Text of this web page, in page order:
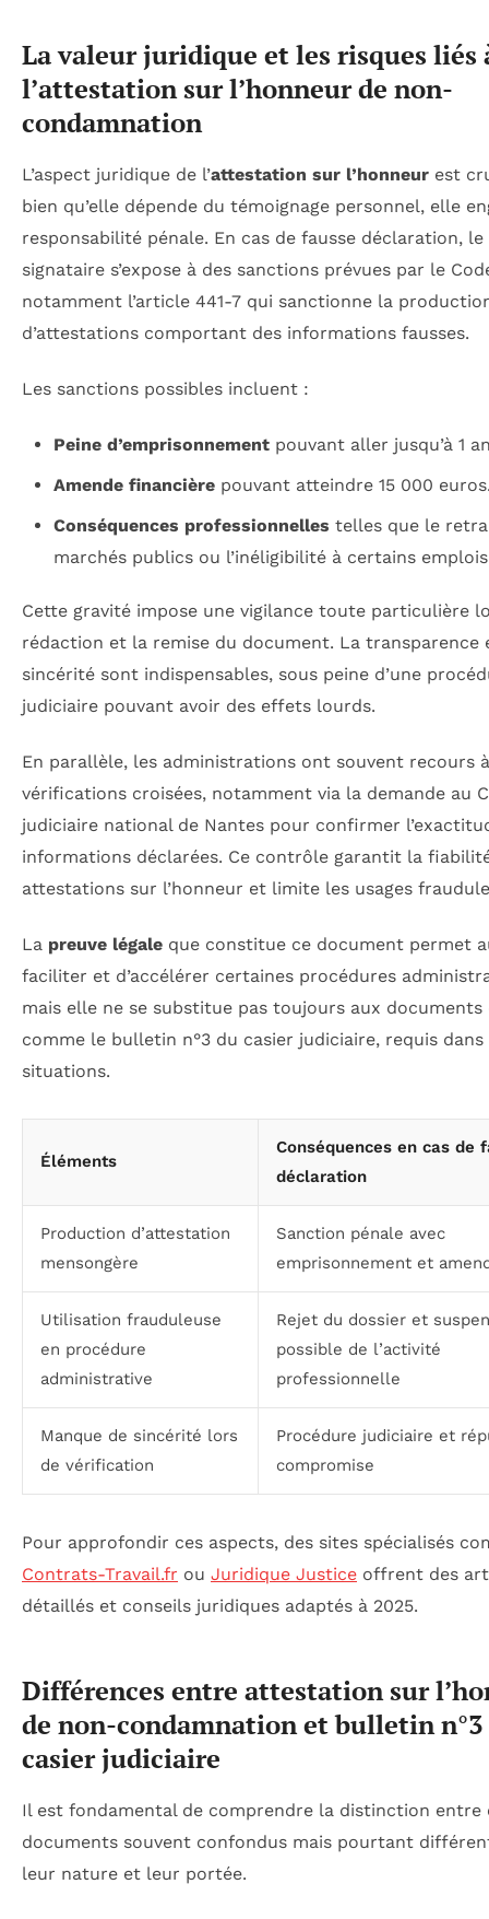
La valeur juridique et les risques liés
l’attestation sur l’honneur de non-
condamnation
L’aspect juridique de l’attestation sur l’honneur est
bien qu’elle dépende du témoignage personnel, elle
responsabilité pénale. En cas de fausse déclaration, le
signataire s’expose à des sanctions prévues par le
notamment l’article 441-7 qui sanctionne la
d’attestations comportant des informations fausses.
Les sanctions possibles incluent :
Peine d’emprisonnementpouvant aller jusqu’à 1
Amende financièrepouvant atteindre 15 000
Conséquences professionnelles telles que le
marchés publics ou l’inéligibilité à certains
Cette gravité impose une vigilance toute particulière
rédaction et la remise du document. La transparence
sincérité sont indispensables, sous peine d’une
judiciaire pouvant avoir des effets lourds.
En parallèle, les administrations ont souvent recours
vérifications croisées, notamment via la demande au
judiciaire national de Nantes pour confirmer
informations déclarées. Ce contrôle garantit la
attestations sur l’honneur et limite les usages
La preuve légale que constitue ce document permet
faciliter et d’accélérer certaines procédures
mais elle ne se substitue pas toujours aux
comme le bulletin n°3 du casier judiciaire, requis
situations.
Éléments
Conséquences en cas de
déclaration
Production d’attestation
mensongère
Sanction pénale avec
emprisonnement et
Utilisation frauduleuse
en procédure
administrative
Rejet du dossier et
possible de l’activité
professionnelle
Manque de sincérité lors
de vérification
Procédure judiciaire et
compromise
Pour approfondir ces aspects, des sites spécialisés
Contrats-Travail.fr ou Juridique Justice offrent des
détaillés et conseils juridiques adaptés à 2025.
Différences entre attestation sur
de non-condamnation et bulletin
casier judiciaire
Il est fondamental de comprendre la distinction entre
documents souvent confondus mais pourtant
leur nature et leur portée.